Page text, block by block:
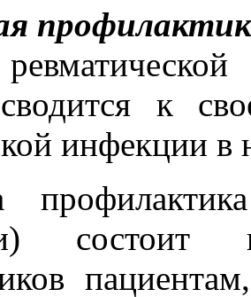
к
инфекции в
состоит